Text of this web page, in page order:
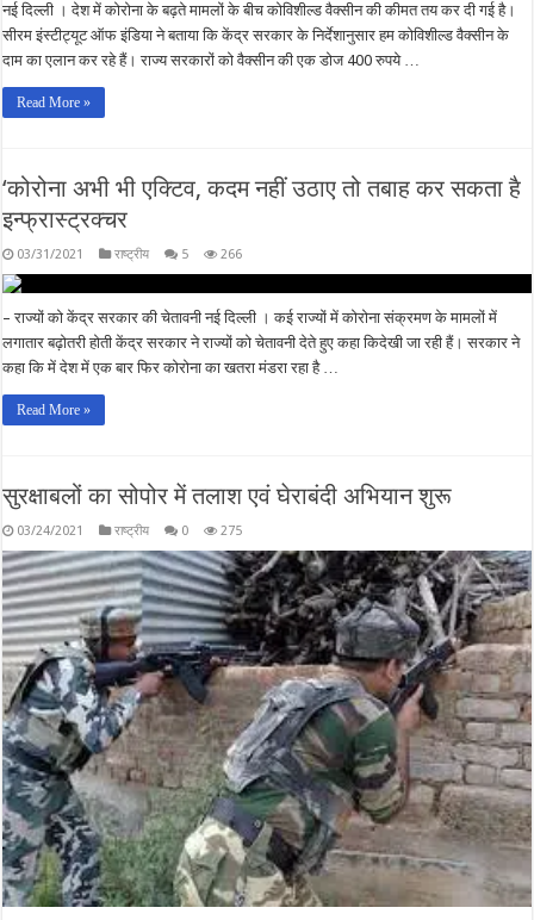
नई दिल्ली । देश में कोरोना के बढ़ते मामलों के बीच कोविशील्ड वैक्सीन की कीमत तय कर दी गई है।
सीरम इंस्टीट्यूट ऑफ इंडिया ने बताया कि केंद्र सरकार के निर्देशानुसार हम कोविशील्ड वैक्सीन के
दाम का एलान कर रहे हैं। राज्य सरकारों को वैक्सीन की एक डोज 400 रुपये …
Read More »
‘कोरोना अभी भी एक्टिव, कदम नहीं उठाए तो तबाह कर सकता है
इन्फ्रास्ट्रक्चर
03/31/2021 राष्ट्रीय 5 266
– राज्यों को केंद्र सरकार की चेतावनी नई दिल्ली । कई राज्यों में कोरोना संक्रमण के मामलों में
लगातार बढ़ोतरी होती केंद्र सरकार ने राज्यों को चेतावनी देते हुए कहा किदेखी जा रही हैं। सरकार ने
कहा कि में देश में एक बार फिर कोरोना का खतरा मंडरा रहा है …
Read More »
सुरक्षाबलों का सोपोर में तलाश एवं घेराबंदी अभियान शुरू
03/24/2021 राष्ट्रीय 0 275